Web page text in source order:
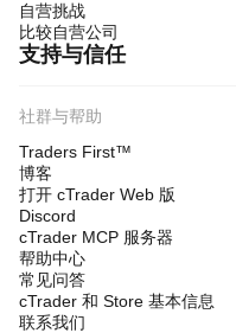
自营挑战
比较自营公司
支持与信任
社群与帮助
Traders First™
博客
打开 cTrader Web 版
Discord
cTrader MCP 服务器
帮助中心
常见问答
cTrader 和 Store 基本信息
联系我们